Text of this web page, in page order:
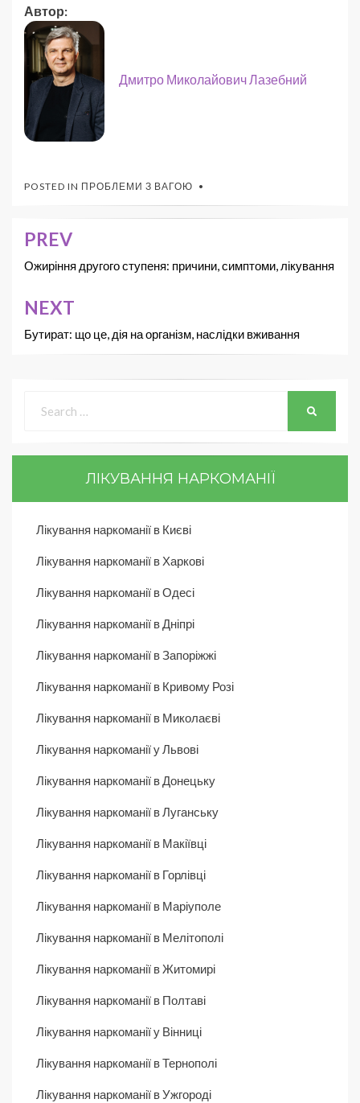
Автор:
Дмитро Миколайович Лазебний
POSTED IN ПРОБЛЕМИ З ВАГОЮ
PREV
Ожиріння другого ступеня: причини, симптоми, лікування
NEXT
Бутират: що це, дія на організм, наслідки вживання
ЛІКУВАННЯ НАРКОМАНІЇ
Лікування наркоманії в Києві
Лікування наркоманії в Харкові
Лікування наркоманії в Одесі
Лікування наркоманії в Дніпрі
Лікування наркоманії в Запоріжжі
Лікування наркоманії в Кривому Розі
Лікування наркоманії в Миколаєві
Лікування наркоманії у Львові
Лікування наркоманії в Донецьку
Лікування наркоманії в Луганську
Лікування наркоманії в Макіївці
Лікування наркоманії в Горлівці
Лікування наркоманії в Маріуполе
Лікування наркоманії в Мелітополі
Лікування наркоманії в Житомирі
Лікування наркоманії в Полтаві
Лікування наркоманії у Вінниці
Лікування наркоманії в Тернополі
Лікування наркоманії в Ужгороді